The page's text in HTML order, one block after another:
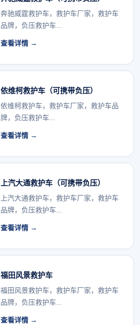
奔驰威霆救护车，救护车厂家，救护车
品牌，负压救护车...
查看详情 →
依维柯救护车（可携带负压）
依维柯救护车，救护车厂家，救护车品
牌，负压救护车...
查看详情 →
上汽大通救护车（可携带负压）
上汽大通救护车，救护车厂家，救护车
品牌，负压救护车...
查看详情 →
福田风景救护车
福田风景救护车，救护车厂家，救护车
品牌，负压救护车...
查看详情 →